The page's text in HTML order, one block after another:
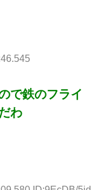
で鉄のフライ
わ